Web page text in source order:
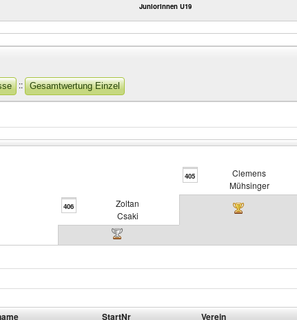
Juniorinnen U19
:: Gesamtwertung Einzel
405
Clemens
Mühsinger
406
Zoltan
Csaki
StartNr Verein